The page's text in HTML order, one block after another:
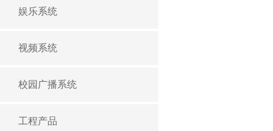
娱乐系统
视频系统
校园广播系统
工程产品